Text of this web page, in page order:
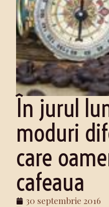
În jurul
moduri
care
cafeaua
30 septembrie 2016